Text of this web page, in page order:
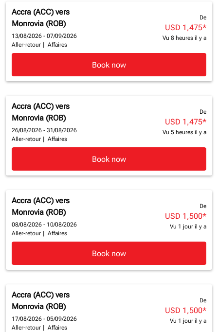
Accra (ACC) vers
Monrovia (ROB)
13/08/2026 - 07/09/2026
Aller-retour
Affaires
De
USD 1,475*
Vu 8 heures il y a
Book now
Accra (ACC) vers
Monrovia (ROB)
26/08/2026 - 31/08/2026
Aller-retour
Affaires
De
USD 1,475*
Vu 5 heures il y a
Book now
Accra (ACC) vers
Monrovia (ROB)
08/08/2026 - 10/08/2026
Aller-retour
Affaires
De
USD 1,500*
Vu 1 jour il y a
Book now
Accra (ACC) vers
Monrovia (ROB)
17/08/2026 - 05/09/2026
Aller-retour
Affaires
De
USD 1,500*
Vu 1 jour il y a